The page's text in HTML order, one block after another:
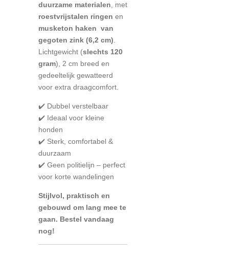
duurzame materialen, met
roestvrijstalen ringen en
musketon haken van
gegoten zink (6,2 cm).
Lichtgewicht (slechts 120
gram), 2 cm breed en
gedeeltelijk gewatteerd
voor extra draagcomfort.
✔️ Dubbel verstelbaar
✔️ Ideaal voor kleine
honden
✔️ Sterk, comfortabel &
duurzaam
✔️ Geen politielijn – perfect
voor korte wandelingen
Stijlvol, praktisch en
gebouwd om lang mee te
gaan. Bestel vandaag
nog!